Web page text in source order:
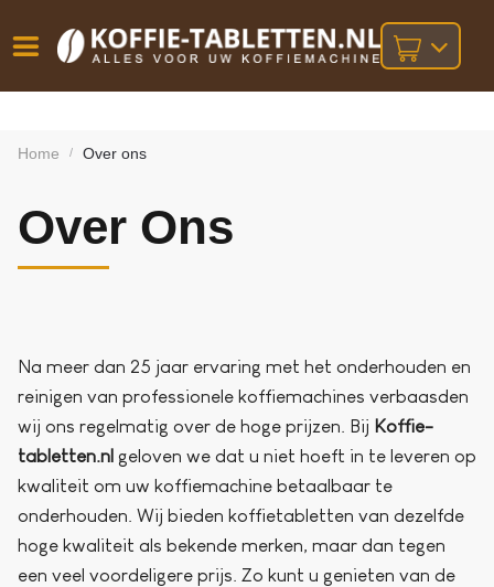
Home / Over ons
Over Ons
Na meer dan 25 jaar ervaring met het onderhouden en
reinigen van professionele koffiemachines verbaasden
wij ons regelmatig over de hoge prijzen. Bij Koffie-
tabletten.nl geloven we dat u niet hoeft in te leveren op
kwaliteit om uw koffiemachine betaalbaar te
onderhouden. Wij bieden koffietabletten van dezelfde
hoge kwaliteit als bekende merken, maar dan tegen
een veel voordeligere prijs. Zo kunt u genieten van de